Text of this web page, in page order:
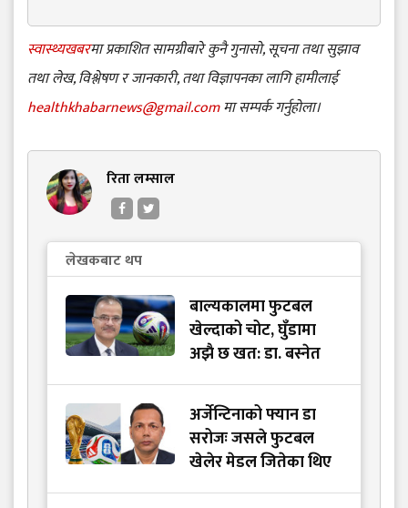
स्वास्थ्यखबरमा प्रकाशित सामग्रीबारे कुनै गुनासो, सूचना तथा सुझाव
तथा लेख, विश्लेषण र जानकारी, तथा विज्ञापनका लागि हामीलाई
healthkhabarnews@gmail.comमा सम्पर्क गर्नुहोला।
रिता लम्साल
लेखकबाट थप
बाल्यकालमा फुटबल
खेल्दाको चोट, घुँडामा
अझै छ खत: डा. बस्नेत
अर्जेन्टिनाको फ्यान डा
सरोजः जसले फुटबल
खेलेर मेडल जितेका थिए